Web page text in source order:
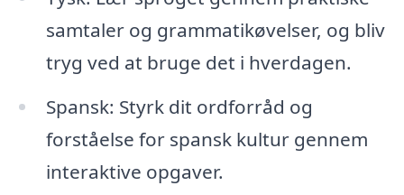
samtaler og grammatikøvelser, og bliv
tryg ved at bruge det i hverdagen.
Spansk: Styrk dit ordforråd og
forståelse for spansk kultur gennem
interaktive opgaver.